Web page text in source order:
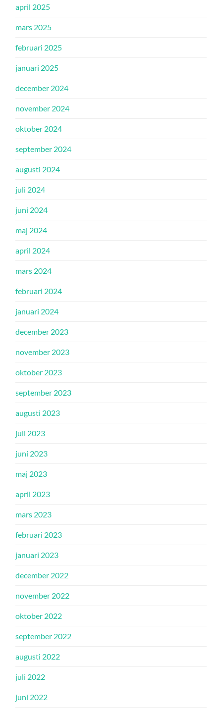
april 2025
mars 2025
februari 2025
januari 2025
december 2024
november 2024
oktober 2024
september 2024
augusti 2024
juli 2024
juni 2024
maj 2024
april 2024
mars 2024
februari 2024
januari 2024
december 2023
november 2023
oktober 2023
september 2023
augusti 2023
juli 2023
juni 2023
maj 2023
april 2023
mars 2023
februari 2023
januari 2023
december 2022
november 2022
oktober 2022
september 2022
augusti 2022
juli 2022
juni 2022